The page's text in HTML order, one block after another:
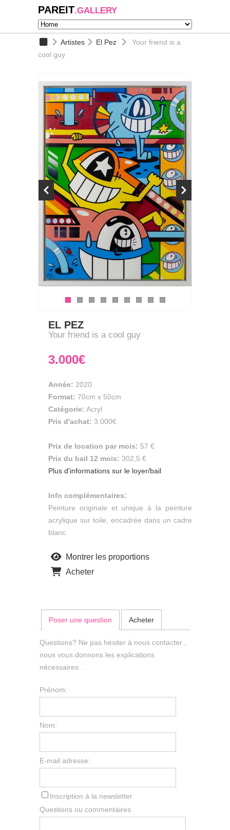
PAREIT.GALLERY
Artistes El Pez
Your friend is a
cool guy
EL PEZ
Your friend is a cool guy
3.000€
Année: 2020
Format: 70cm x 50cm
Catégorie: Acryl
Prix d'achat: 3.000€
Prix de location par mois: 57 €
Prix du bail 12 mois: 302,5 €
Plus d'informations sur le loyer/bail
Info complémentaires:
Peinture originale et unique à la peinture
acrylique sur toile, encadrée dans un cadre
blanc.
Montrer les proportions
Acheter
Poser une question Acheter
Questions? Ne pas hésiter à nous contacter ,
nous vous donnons les explications
nécessaires .
Prénom:
Nom:
E-mail adresse:
Inscription à la newsletter
Questions ou commentaires